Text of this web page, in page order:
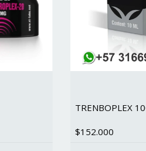
TRENBOPLEX
$152.000